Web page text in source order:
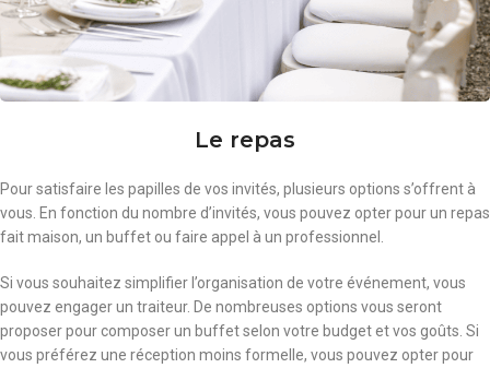
Le repas
Pour satisfaire les papilles de vos invités, plusieurs options s’offrent à
vous. En fonction du nombre d’invités, vous pouvez opter pour un repas
fait maison, un buffet ou faire appel à un professionnel.
Si vous souhaitez simplifier l’organisation de votre événement, vous
pouvez engager un traiteur. De nombreuses options vous seront
proposer pour composer un buffet selon votre budget et vos goûts. Si
vous préférez une réception moins formelle, vous pouvez opter pour